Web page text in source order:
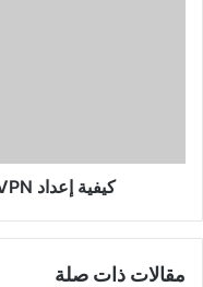
كيفية إعداد OpenVPN في نظام Windows
مقالات ذات صلة